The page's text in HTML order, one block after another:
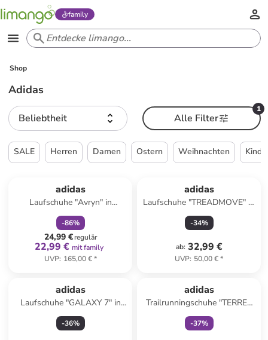
family
Shop
Adidas
Beliebtheit
1
Alle Filter
SALE Herren Damen Ostern Weihnachten
adidas
Laufschuhe "Avryn" in
Schwarz
-86%
24,99 €regulär
22,99 € mit family
UVP: 165,00 €*
adidas
Laufschuhe "TREADMOVE" in
Weiß
-34%
ab: 32,99 €
UVP: 50,00 €*
adidas
Laufschuhe "GALAXY 7" in
Dunkelblau
-36%
adidas
Trailrunningschuhe "TERREX
TRACEFINDER 2" in Schwarz
-37%